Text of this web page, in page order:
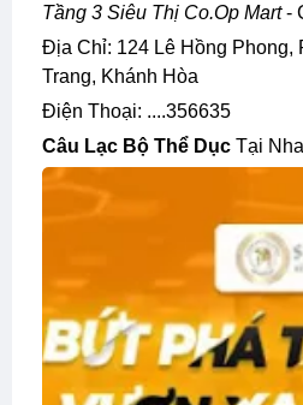
Tầng 3 Siêu Thị Co.op Mart-
Địa Chỉ: 124 Lê Hồng Phong, Phước Tân, Nha
Trang, Khánh Hòa
Điện Thoại: ....356635
Câu Lạc Bộ Thể Dục Tại